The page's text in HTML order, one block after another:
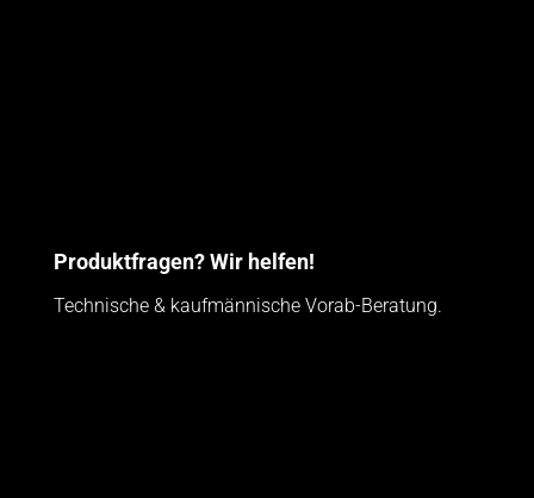
Produktfragen? Wir helfen!
Technische & kaufmännische Vorab-Beratung.